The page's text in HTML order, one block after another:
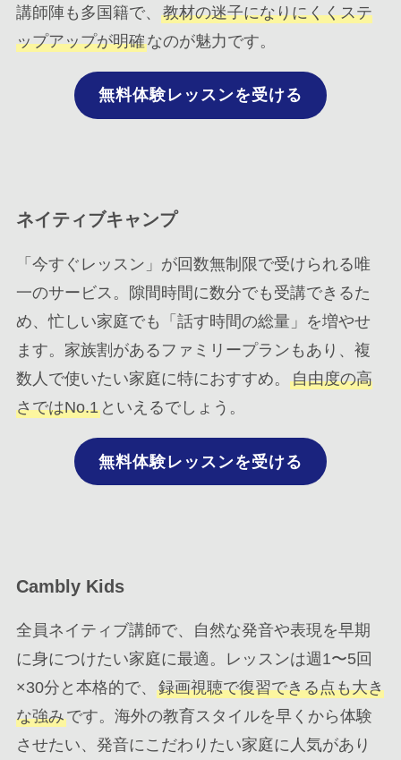
講師陣も多国籍で、 教材の迷子になりにくくステ
ップアップが明確なのが魅力です。
無料体験レッスンを受ける
ネイティブキャンプ
「今すぐレッスン」が回数無制限で受けられる唯
一のサービス。隙間時間に数分でも受講できるた
め、忙しい家庭でも「話す時間の総量」を増やせ
ます。家族割があるファミリープランもあり、複
数人で使いたい家庭に特におすすめ。 自由度の高
さではNo.1といえるでしょう。
無料体験レッスンを受ける
Cambly Kids
全員ネイティブ講師で、自然な発音や表現を早期
に身につけたい家庭に最適。レッスンは週1〜5回
×30分と本格的で、 録画視聴で復習できる点も大き
な強みです。海外の教育スタイルを早くから体験
させたい、発音にこだわりたい家庭に人気があり